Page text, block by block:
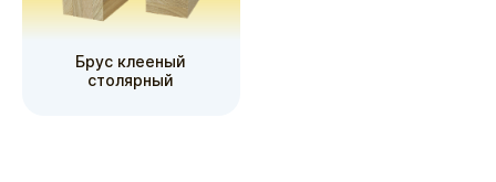
Брус клееный
столярный